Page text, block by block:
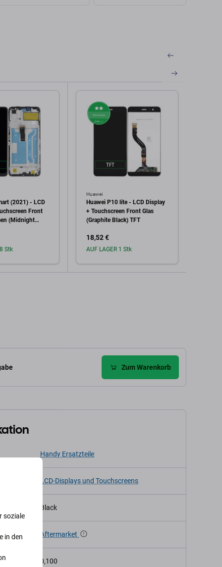
(2021) - LCD
Front
(Midnight
Stk
Huawei
Huawei P10 lite - LCD Display
+ Touchscreen Front Glas
(Graphite Black) TFT
18,52 €
AUF LAGER 1 Stk
Zum Warenkorb
Handy Ersatzteile
LCD-Displays und Touchscreens
Black
Aftermarket
0,100
soziale
in den